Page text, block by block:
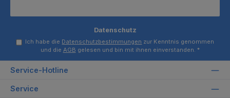
Datenschutz
Ich habe die Datenschutzbestimmungen zur Kenntnis genommen
und die AGB gelesen und bin mit ihnen einverstanden. *
Service-Hotline
Service